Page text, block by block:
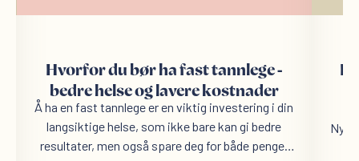
Hvorfor du bør ha fast tannlege -
bedre helse og lavere kostnader
Å ha en fast tannlege er en viktig investering i din
langsiktige helse, som ikke bare kan gi bedre
resultater, men også spare deg for både penger
Nye